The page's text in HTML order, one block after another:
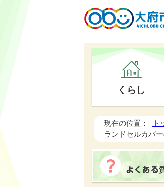
くらし
現在の位置： ト
ランドセルカバ